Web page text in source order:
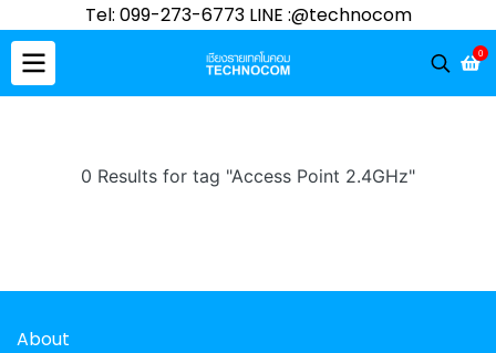
Tel: 099-273-6773 LINE :@technocom
0
0 Results for tag "Access Point 2.4GHz"
About